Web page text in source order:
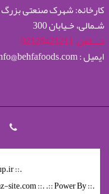
کارخانه: شهرک صنعتی
شـمالی، خـیابان 300
تــــلفن: 02128421211
ایمیل : info@behfafoods.com
.:: Power By KSPgroup.ir ::.
.:: Power By shiraz-site.ir ::.
site.com ::..:: Power By